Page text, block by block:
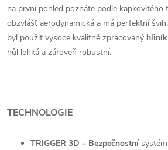
na první pohled poznáte podle kapkovitého
obzvlášť aerodynamická a má perfektní
byl použit vysoce kvalitně zpracovaný hliník
hůl lehká a zároveň robustní.
TECHNOLOGIE
TRIGGER 3D – Bezpečnostní